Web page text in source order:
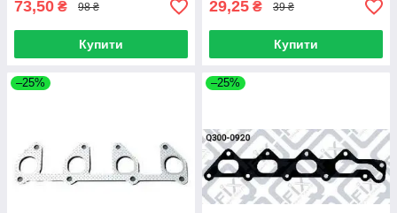
73,50 ₴ 98 ₴
Купити
29,25 ₴ 39 ₴
Купити
–25% –25%